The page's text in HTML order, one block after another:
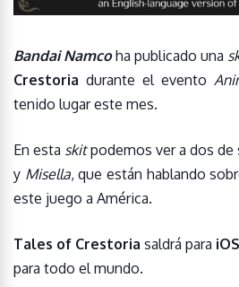
Bandai Namcoha publicado una
Crestoria durante el evento
tenido lugar este mes.
En esta skitpodemos ver a dos de
y Misella, que están hablando
este juego a América.
Tales of Crestoria saldrá para iOS
para todo el mundo.